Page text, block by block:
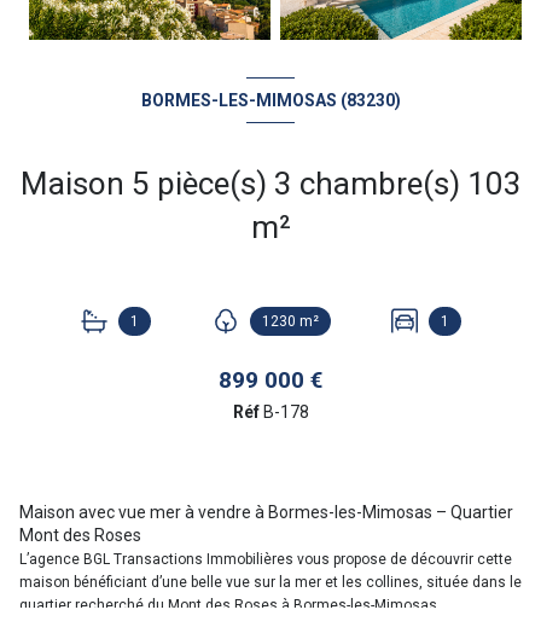
BORMES-LES-MIMOSAS (83230)
Maison 5 pièce(s) 3 chambre(s) 103
m²
1 1230 m² 1
899 000 €
Réf B-178
Maison avec vue mer à vendre à Bormes-les-Mimosas – Quartier
Mont des Roses
L’agence BGL Transactions Immobilières vous propose de découvrir cette
maison bénéficiant d’une belle vue sur la mer et les collines, située dans le
quartier recherché du Mont des Roses à Bormes-les-Mimosas.